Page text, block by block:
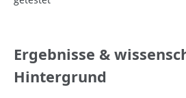
Ergebnisse &
Hintergrund